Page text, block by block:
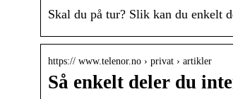
Skal du på tur? Slik kan du enkelt
https:// www.telenor.no › privat › artikler
Så enkelt deler du